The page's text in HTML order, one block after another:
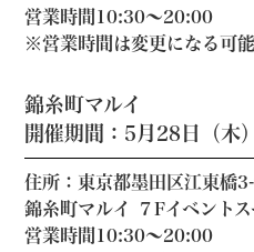
営業時間10:30～20:00
※営業時間は変更になる可
錦糸町マルイ
開催期間：5月28日（木
住所：東京都墨田区江東橋
錦糸町マルイ ７Fイベントス
営業時間10:30～20:00